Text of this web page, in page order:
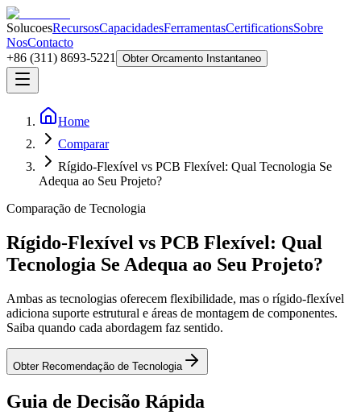
SolucoesRecursosCapacidadesFerramentasCertificationsSobre
NosContacto
+86 (311) 8693-5221
Obter Orcamento Instantaneo
Home
Comparar
Rígido-Flexível vs PCB Flexível: Qual Tecnologia Se
Adequa ao Seu Projeto?
Comparação de Tecnologia
Rígido-Flexível vs PCB Flexível: Qual
Tecnologia Se Adequa ao Seu Projeto?
Ambas as tecnologias oferecem flexibilidade, mas o rígido-flexível
adiciona suporte estrutural e áreas de montagem de componentes.
Saiba quando cada abordagem faz sentido.
Obter Recomendação de Tecnologia
Guia de Decisão Rápida